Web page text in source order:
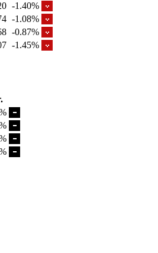
-1.40%
-1.08%
-0.87%
-1.45%